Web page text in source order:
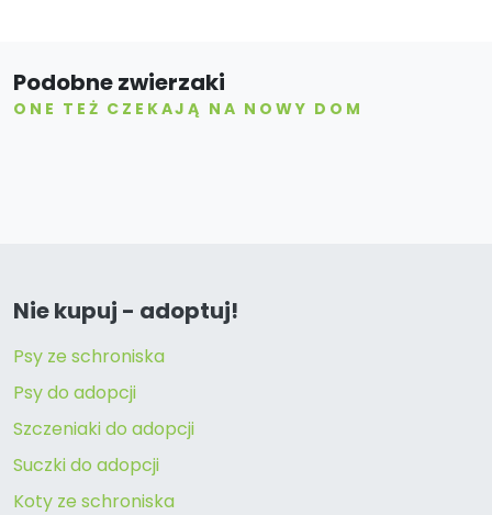
Podobne zwierzaki
ONE TEŻ CZEKAJĄ NA NOWY DOM
Nie kupuj - adoptuj!
Psy ze schroniska
Psy do adopcji
Szczeniaki do adopcji
Suczki do adopcji
Koty ze schroniska